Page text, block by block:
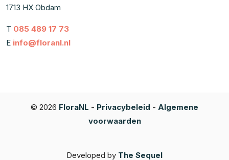
1713 HX Obdam
T 085 489 17 73
E info@floranl.nl
© 2026 FloraNL - Privacybeleid - Algemene
voorwaarden
Developed by The Sequel